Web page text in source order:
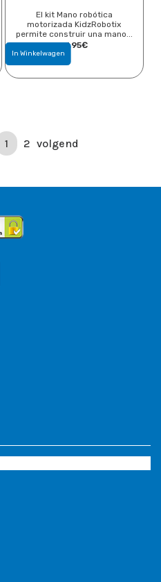
El kit Mano robótica
motorizada KidzRobotix
permite construir una mano...
17,95​€
In Winkelwagen
1 2 volgend